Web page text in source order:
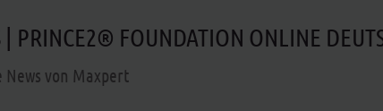
| PRINCE2® FOUNDATION ONLINE
von Maxpert